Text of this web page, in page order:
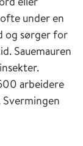
under en
og sørger for
Sauemauren
arbeidere